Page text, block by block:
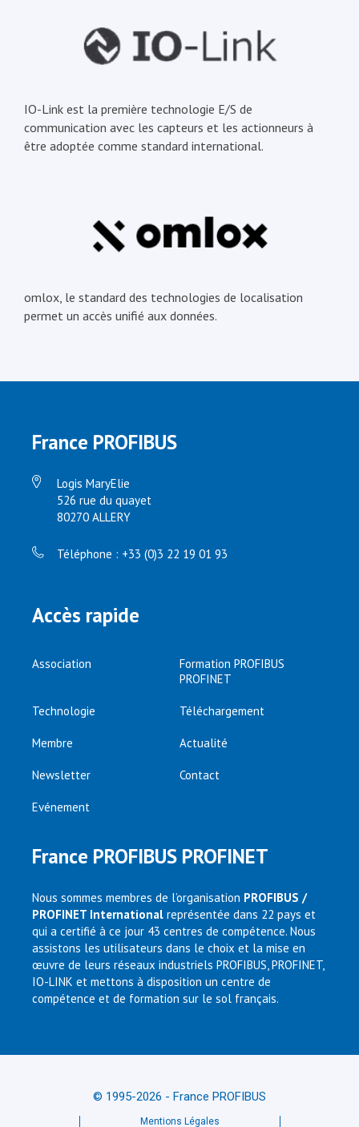
IO-Link est la première technologie E/S de
communication avec les capteurs et les actionneurs à
être adoptée comme standard international.
omlox, le standard des technologies de localisation
permet un accès unifié aux données.
France PROFIBUS
Logis MaryElie
526 rue du quayet
80270 ALLERY
Téléphone : +33 (0)3 22 19 01 93
Accès rapide
Association
Formation PROFIBUS
PROFINET
Technologie Téléchargement
Membre Actualité
Newsletter Contact
Evénement
France PROFIBUS PROFINET
Nous sommes membres de l’organisation PROFIBUS /
PROFINET International représentée dans 22 pays et
qui a certifié à ce jour 43 centres de compétence. Nous
assistons les utilisateurs dans le choix et la mise en
œuvre de leurs réseaux industriels PROFIBUS, PROFINET,
IO-LINK et mettons à disposition un centre de
compétence et de formation sur le sol français.
© 1995-2026 - France PROFIBUS
Mentions Légales